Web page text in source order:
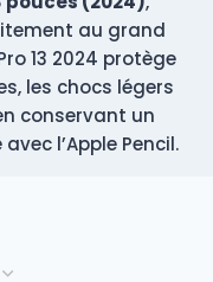
au grand
13 2024 protège
les chocs légers
conservant un
l’Apple Pencil.